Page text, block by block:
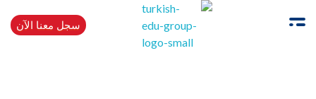
سجل معنا الآن